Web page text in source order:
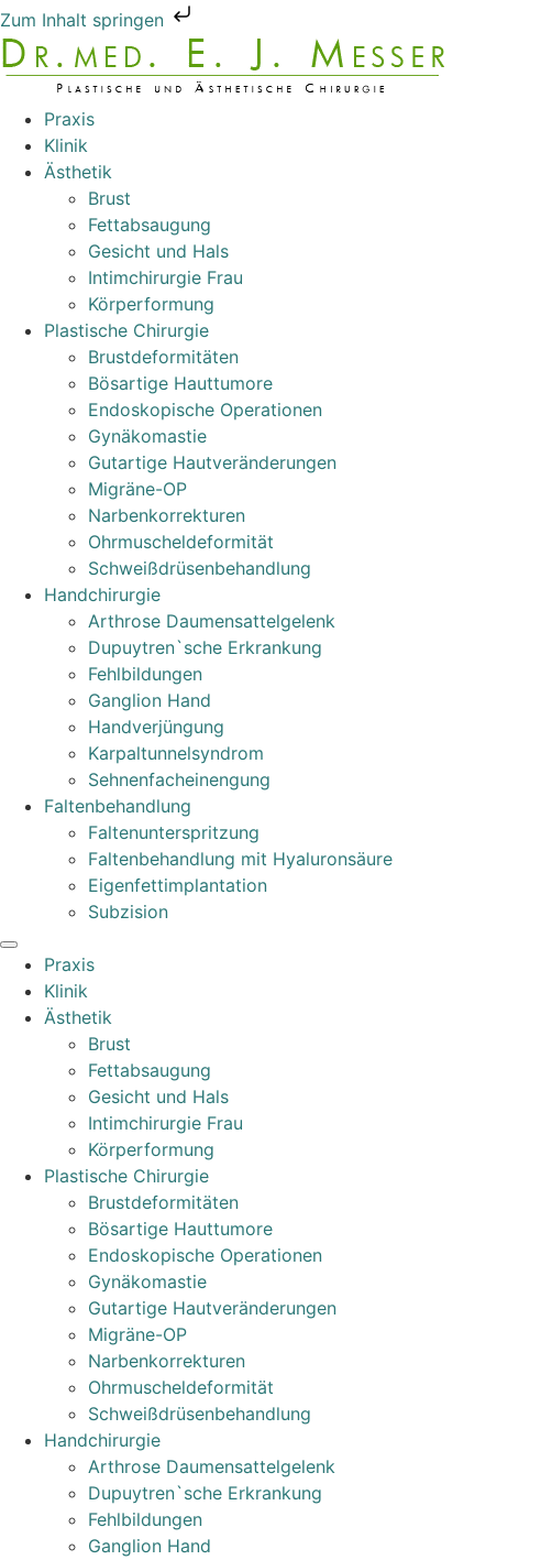
Zum Inhalt springen
Praxis
Klinik
Ästhetik
Brust
Fettabsaugung
Gesicht und Hals
Intimchirurgie Frau
Körperformung
Plastische Chirurgie
Brustdeformitäten
Bösartige Hauttumore
Endoskopische Operationen
Gynäkomastie
Gutartige Hautveränderungen
Migräne-OP
Narbenkorrekturen
Ohrmuscheldeformität
Schweißdrüsenbehandlung
Handchirurgie
Arthrose Daumensattelgelenk
Dupuytren`sche Erkrankung
Fehlbildungen
Ganglion Hand
Handverjüngung
Karpaltunnelsyndrom
Sehnenfacheinengung
Faltenbehandlung
Faltenunterspritzung
Faltenbehandlung mit Hyaluronsäure
Eigenfettimplantation
Subzision
Praxis
Klinik
Ästhetik
Brust
Fettabsaugung
Gesicht und Hals
Intimchirurgie Frau
Körperformung
Plastische Chirurgie
Brustdeformitäten
Bösartige Hauttumore
Endoskopische Operationen
Gynäkomastie
Gutartige Hautveränderungen
Migräne-OP
Narbenkorrekturen
Ohrmuscheldeformität
Schweißdrüsenbehandlung
Handchirurgie
Arthrose Daumensattelgelenk
Dupuytren`sche Erkrankung
Fehlbildungen
Ganglion Hand